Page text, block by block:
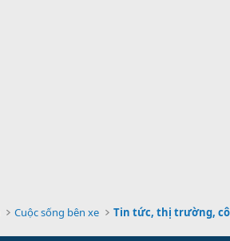
Cuộc sống bên xe Tin tức, thị trường,